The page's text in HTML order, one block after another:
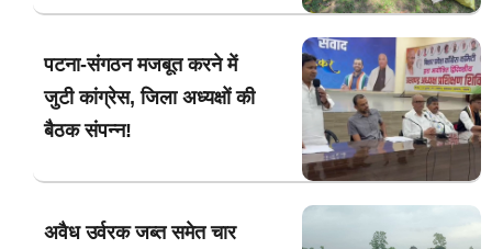
पटना-संगठन मजबूत करने में
जुटी कांग्रेस, जिला अध्यक्षों की
बैठक संपन्न!
अवैध उर्वरक जब्त समेत चार